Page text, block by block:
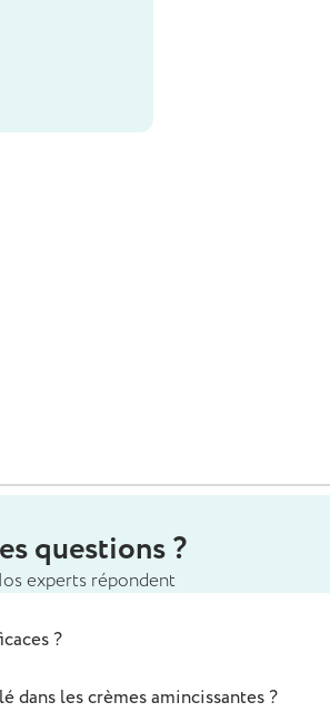
questions ?
experts répondent
?
les crèmes amincissantes ?